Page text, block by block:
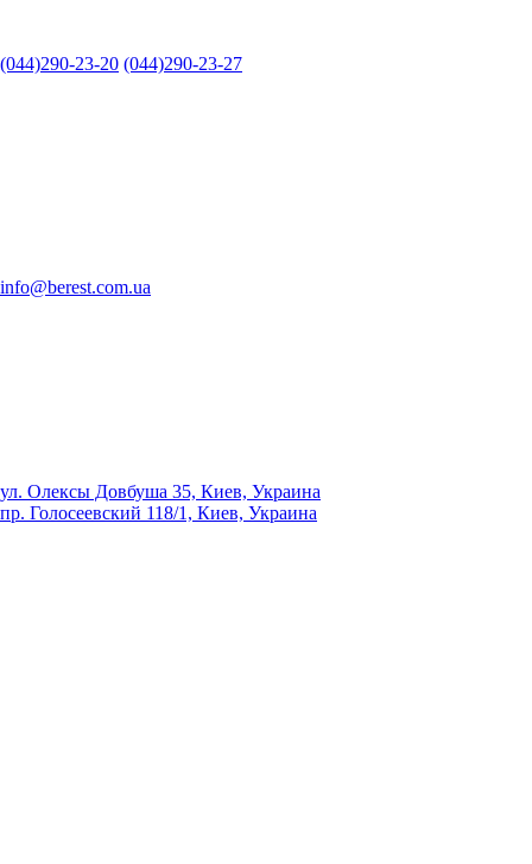
(044)290-23-20 (044)290-23-27
info@berest.com.ua
ул. Олексы Довбуша 35, Киев, Украина
пр. Голосеевский 118/1, Киев, Украина